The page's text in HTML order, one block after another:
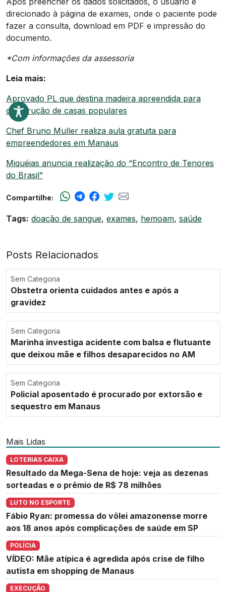
direcionado à página de exames, onde o paciente pode
fazer a consulta, download em PDF e impressão do
documento.
*Com informações da assessoria
Leia mais:
Aprovado PL que destina madeira apreendida para
construção de casas populares
Chef Bruno Muller realiza aula gratuita para
empreendedores em Manaus
Miquéias anuncia realização do “Encontro de Tenores
do Brasil”
Compartilhe:
Tags: doação de sangue, exames, hemoam, saúde
Posts Relacionados
Sem Categoria
Obstetra orienta cuidados antes e após a
gravidez
Sem Categoria
Marinha investiga acidente com balsa e flutuante
que deixou mãe e filhos desaparecidos no AM
Sem Categoria
Policial aposentado é procurado por extorsão e
sequestro em Manaus
Mais Lidas
LOTERIAS CAIXA
Resultado da Mega-Sena de hoje: veja as dezenas
sorteadas e o prêmio de R$ 78 milhões
LUTO NO ESPORTE
Fábio Ryan: promessa do vôlei amazonense morre
aos 18 anos após complicações de saúde em SP
POLÍCIA
VÍDEO: Mãe atípica é agredida após crise de filho
autista em shopping de Manaus
EXECUÇÃO